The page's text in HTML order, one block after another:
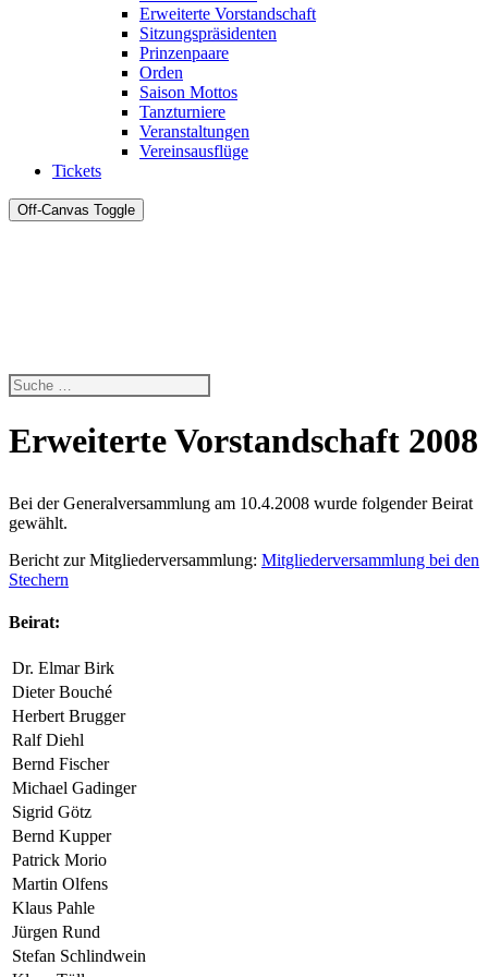
Erweiterte Vorstandschaft
Sitzungspräsidenten
Prinzenpaare
Orden
Saison Mottos
Tanzturniere
Veranstaltungen
Vereinsausflüge
Tickets
Off-Canvas Toggle
Erweiterte Vorstandschaft 2008
Bei der Generalversammlung am 10.4.2008 wurde folgender Beirat
gewählt.
Bericht zur Mitgliederversammlung: Mitgliederversammlung bei den
Stechern
Beirat:
Dr. Elmar Birk
Dieter Bouché
Herbert Brugger
Ralf Diehl
Bernd Fischer
Michael Gadinger
Sigrid Götz
Bernd Kupper
Patrick Morio
Martin Olfens
Klaus Pahle
Jürgen Rund
Stefan Schlindwein